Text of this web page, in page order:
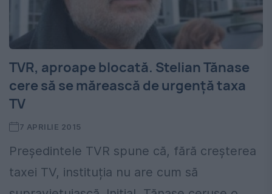
TVR, aproape blocată. Stelian Tănase
cere să se mărească de urgență taxa
TV
7 APRILIE 2015
Președintele TVR spune că, fără creșterea
taxei TV, instituția nu are cum să